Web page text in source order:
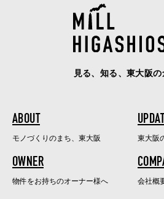
見る、知る、東大阪
ABOUT
モノづくりのまち、東大阪 東大阪
OWNER
物件をお持ちのオーナー様へ 会社概